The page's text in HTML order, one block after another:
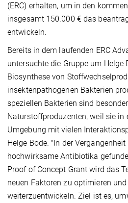
(ERC) erhalten, um in den
insgesamt 150.000 € das
entwickeln.
Bereits in dem laufenden ERC
untersuchte die Gruppe um Helge
Biosynthese von
insektenpathogenen Bakterien
speziellen Bakterien sind
Naturstoffproduzenten, weil sie in
Umgebung mit vielen
Helge Bode. "In der
hochwirksame Antibiotika
Proof of Concept Grant wird das
neuen Faktoren zu optimieren
weiterzuentwickeln. Ziel ist es,